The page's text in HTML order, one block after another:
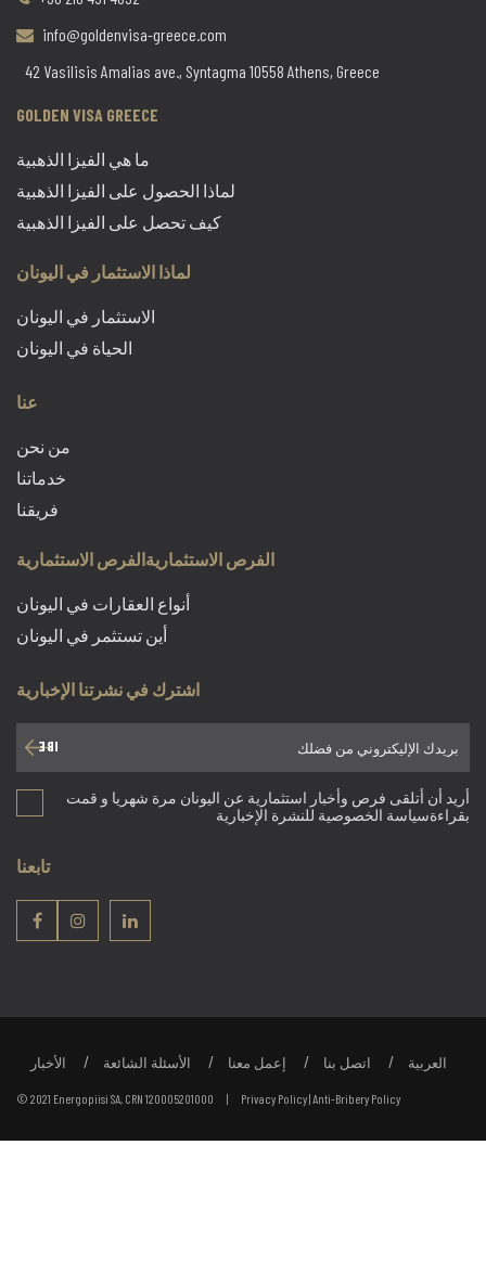
info@goldenvisa-greece.com
42 Vasilisis Amalias ave., Syntagma 10558 Athens, Greece
GOLDEN VISA GREECE
ما هي الفيزا الذهبية
لماذا الحصول على الفيزا الذهبية
كيف تحصل على الفيزا الذهبية
لماذا الاستثمار في اليونان
الاستثمار في اليونان
الحياة في اليونان
عنا
من نحن
خدماتنا
فريقنا
الفرص الاستثماريةالفرص الاستثمارية
أنواع العقارات في اليونان
أين تستثمر في اليونان
اشترك في نشرتنا الإخبارية
أريد أن أتلقى فرص وأخبار استثمارية عن اليونان مرة شهريا و قمت
بقراءةسياسة الخصوصية للنشرة الإخبارية
تابعنا
الأخبار الأسئلة الشائعة إعمل معنا اتصل بنا العربية
© 2021 Energopiisi SA, CRN 120005201000 | Privacy Policy|Anti-Bribery Policy